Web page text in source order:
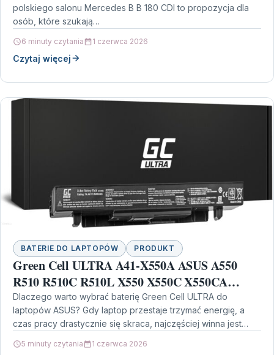
polskiego salonu Mercedes B B 180 CDI to propozycja dla
osób, które szukają…
6 minuty czytania 1 czerwca 2026
Czytaj więcej
BATERIE DO LAPTOPÓW PRODUKT
Green Cell ULTRA A41-X550A ASUS A550
R510 R510C R510L X550 X550C X550CA
X550CC X550L X550V (AS58ULTRA)
Dlaczego warto wybrać baterię Green Cell ULTRA do
laptopów ASUS? Gdy laptop przestaje trzymać energię, a
czas pracy drastycznie się skraca, najczęściej winna jest…
5 minuty czytania 1 czerwca 2026